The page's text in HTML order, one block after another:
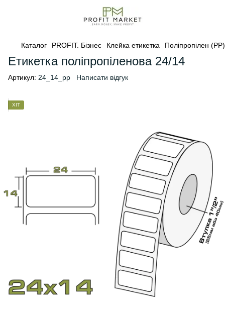
Каталог PROFIT. Бізнес Клейка етикетка Поліпропілен (PP)
Етикетка поліпропіленова 24/14
Артикул: 24_14_pp Написати відгук
ХІТ